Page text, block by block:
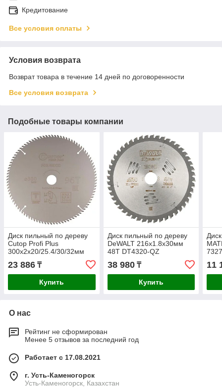
Кредитование
Все условия оплаты
Условия возврата
Возврат товара в течение 14 дней по договоренности
Все условия возврата
Подобные товары компании
Диск пильный по дереву
Cutop Profi Plus
300х2х20/25.4/30/32мм
36T 75-30096Т
23 886 ₸
Купить
Диск пильный по дереву
DeWALT 216х1.8х30мм
48T DT4320-QZ
38 980₸
Купить
11
О нас
Рейтинг не сформирован
Менее 5 отзывов за последний год
Работает с 17.08.2021
г. Усть-Каменогорск
Усть-Каменогорск, Казахстан